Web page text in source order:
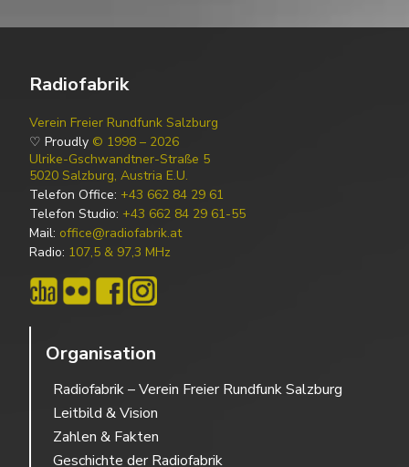
Radiofabrik
Verein Freier Rundfunk Salzburg
♡ Proudly © 1998 – 2026
Ulrike-Gschwandtner-Straße 5
5020 Salzburg, Austria E.U.
Telefon Office: +43 662 84 29 61
Telefon Studio: +43 662 84 29 61-55
Mail: office@radiofabrik.at
Radio: 107,5 & 97,3 MHz
Organisation
Radiofabrik – Verein Freier Rundfunk Salzburg
Leitbild & Vision
Zahlen & Fakten
Geschichte der Radiofabrik